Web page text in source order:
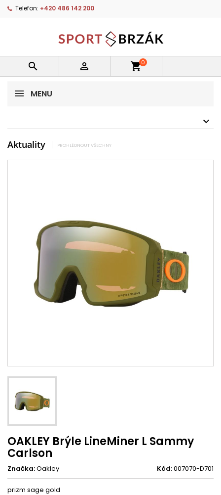
Telefon: +420 486 142 200
  shopping_cart0
MENU
Aktuality PROHLÉDNOUT VŠECHNY
OAKLEY Brýle LineMiner L Sammy
Carlson
Značka:Oakley Kód:007070-D701
prizm sage gold